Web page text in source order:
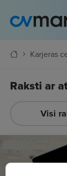
Karjeras
Raksti ar
Visi